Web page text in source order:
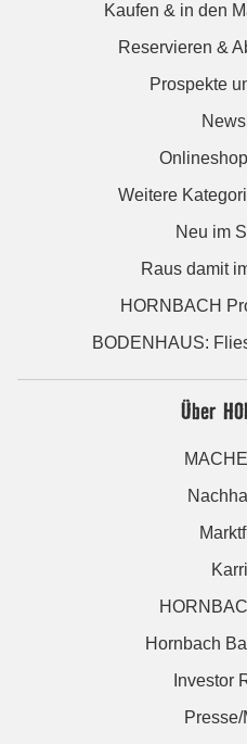
Kaufen & in den
Reservieren &
Prospekte
Weitere
Neu im
Raus damit
HORNBACH
BODENHAUS:
Über
Hornbach
Investor